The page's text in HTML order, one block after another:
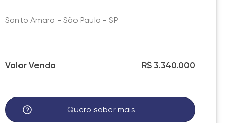
Santo Amaro - São Paulo - SP
Valor Venda R$ 3.340.000
Quero saber mais